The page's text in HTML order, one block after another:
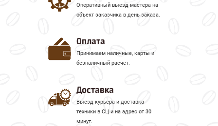
Оперативный выезд мастера на
объект заказчика в день заказа.
Оплата
Принимаем наличные, карты и
безналичный расчет.
Доставка
Выезд курьера и доставка
техники в СЦ и на адрес от 30
минут.